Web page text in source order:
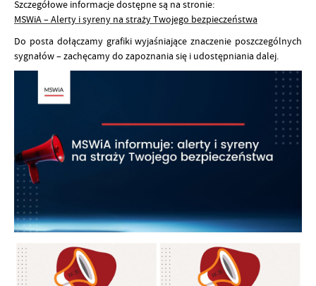
Szczegółowe informacje dostępne są na stronie:
MSWiA – Alerty i syreny na straży Twojego bezpieczeństwa
Do posta dołączamy grafiki wyjaśniające znaczenie poszczególnych
sygnałów – zachęcamy do zapoznania się i udostępniania dalej.